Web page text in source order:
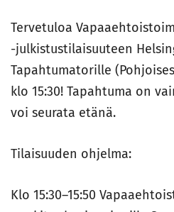
Tervetuloa
-julkistustilaisuuteen
Tapahtumatorille
klo 15:30! Tapahtuma on
voi seurata etänä.
Tilaisuuden ohjelma:
Klo 15:30–15:50